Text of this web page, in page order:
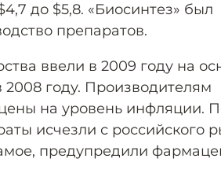
до $5,8. «Биосинтез» был
препаратов.
ввели в 2009 году на
году. Производителям
на уровень инфляции.
исчезли с российского
предупредили